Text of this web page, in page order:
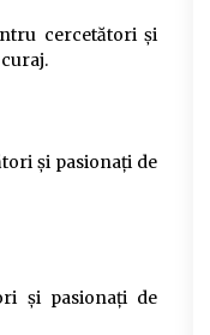
cercetători și
și pasionați de
și pasionați de